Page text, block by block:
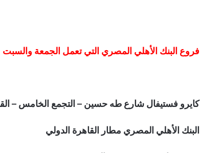
فروع البنك الأهلي المصري التي تعمل الجمعة والسبت
كايرو فستيفال شارع طه حسين – التجمع الخامس –
البنك الأهلي المصري مطار القاهرة الدولي